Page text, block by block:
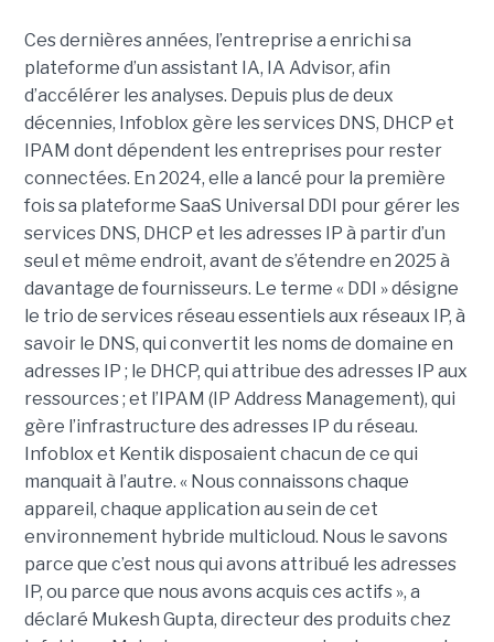
Ces dernières années, l’entreprise a enrichi sa
plateforme d’un assistant IA, IA Advisor, afin
d’accélérer les analyses. Depuis plus de deux
décennies, Infoblox gère les services DNS, DHCP et
IPAM dont dépendent les entreprises pour rester
connectées. En 2024, elle a lancé pour la première
fois sa plateforme SaaS Universal DDI pour gérer les
services DNS, DHCP et les adresses IP à partir d’un
seul et même endroit, avant de s’étendre en 2025 à
davantage de fournisseurs. Le terme « DDI » désigne
le trio de services réseau essentiels aux réseaux IP, à
savoir le DNS, qui convertit les noms de domaine en
adresses IP ; le DHCP, qui attribue des adresses IP aux
ressources ; et l’IPAM (IP Address Management), qui
gère l’infrastructure des adresses IP du réseau.
Infoblox et Kentik disposaient chacun de ce qui
manquait à l’autre. « Nous connaissons chaque
appareil, chaque application au sein de cet
environnement hybride multicloud. Nous le savons
parce que c’est nous qui avons attribué les adresses
IP, ou parce que nous avons acquis ces actifs », a
déclaré Mukesh Gupta, directeur des produits chez